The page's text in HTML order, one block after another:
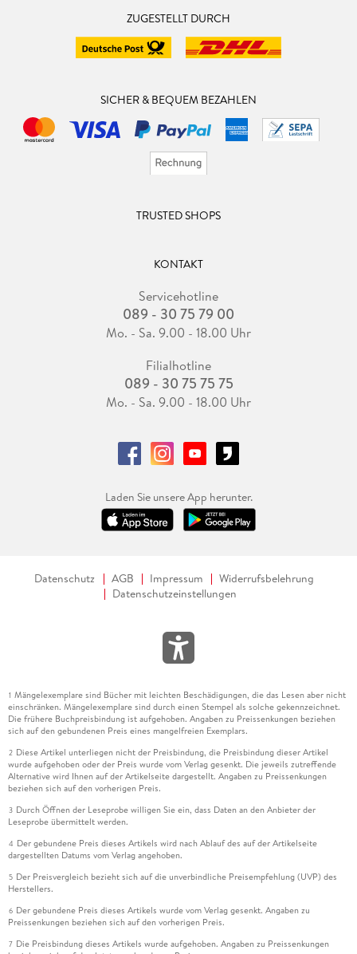
ZUGESTELLT DURCH
SICHER & BEQUEM BEZAHLEN
TRUSTED SHOPS
KONTAKT
Servicehotline
089 - 30 75 79 00
Mo. - Sa. 9.00 - 18.00 Uhr
Filialhotline
089 - 30 75 75 75
Mo. - Sa. 9.00 - 18.00 Uhr
Laden Sie unsere App herunter.
Datenschutz AGB Impressum
Widerrufsbelehrung
Datenschutzeinstellungen
1 Mängelexemplare sind Bücher mit leichten Beschädigungen, die das Lesen aber nicht
einschränken. Mängelexemplare sind durch einen Stempel als solche gekennzeichnet.
Die frühere Buchpreisbindung ist aufgehoben. Angaben zu Preissenkungen beziehen
sich auf den gebundenen Preis eines mangelfreien Exemplars.
2 Diese Artikel unterliegen nicht der Preisbindung, die Preisbindung dieser Artikel
wurde aufgehoben oder der Preis wurde vom Verlag gesenkt. Die jeweils zutreffende
Alternative wird Ihnen auf der Artikelseite dargestellt. Angaben zu Preissenkungen
beziehen sich auf den vorherigen Preis.
3 Durch Öffnen der Leseprobe willigen Sie ein, dass Daten an den Anbieter der
Leseprobe übermittelt werden.
4 Der gebundene Preis dieses Artikels wird nach Ablauf des auf der Artikelseite
dargestellten Datums vom Verlag angehoben.
5 Der Preisvergleich bezieht sich auf die unverbindliche Preisempfehlung (UVP) des
Herstellers.
6 Der gebundene Preis dieses Artikels wurde vom Verlag gesenkt. Angaben zu
Preissenkungen beziehen sich auf den vorherigen Preis.
7 Die Preisbindung dieses Artikels wurde aufgehoben. Angaben zu Preissenkungen